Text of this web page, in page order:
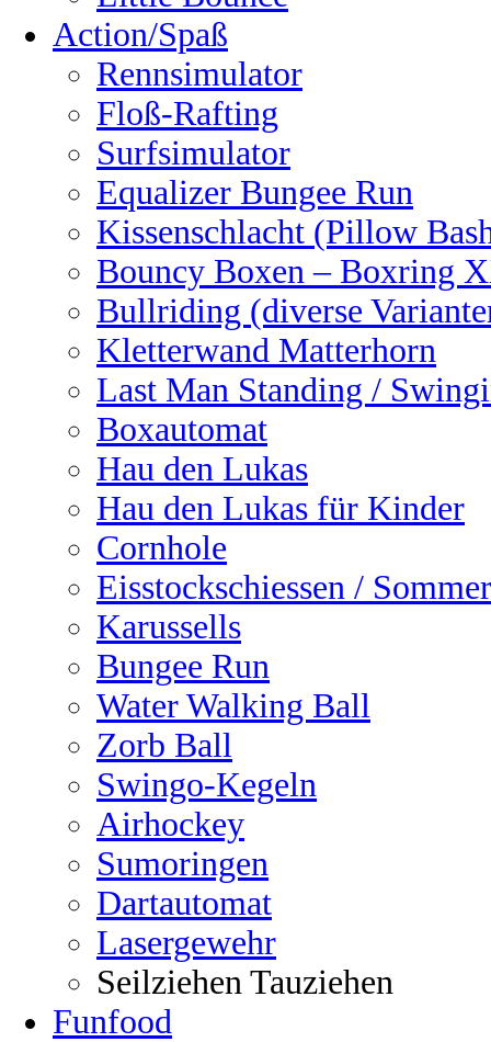
Action/Spaß
Rennsimulator
Floß-Rafting
Surfsimulator
Equalizer Bungee Run
Kissenschlacht (Pillow
Bouncy Boxen – Boxring
Bullriding (diverse
Kletterwand Matterhorn
Last Man Standing /
Boxautomat
Hau den Lukas
Hau den Lukas für Kinder
Cornhole
Eisstockschiessen /
Karussells
Bungee Run
Water Walking Ball
Zorb Ball
Swingo-Kegeln
Airhockey
Sumoringen
Dartautomat
Lasergewehr
Seilziehen Tauziehen
Funfood